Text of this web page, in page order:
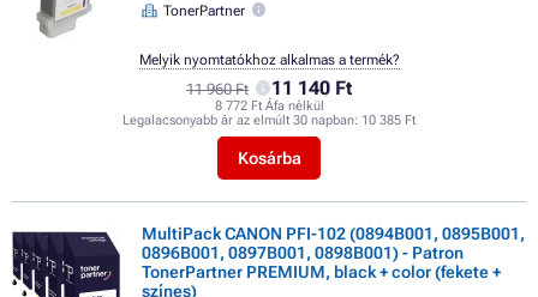
TonerPartner
11 960 Ft 11 140 Ft
8 772 Ft Áfa nélkül
Legalacsonyabb ár az elmúlt 30 napban: 10 385 Ft
Kosárba
Melyik nyomtatókhoz alkalmas a termék?
MultiPack CANON PFI-102 (0894B001, 0895B001,
0896B001, 0897B001, 0898B001) - Patron
TonerPartner PREMIUM, black + color (fekete +
színes)